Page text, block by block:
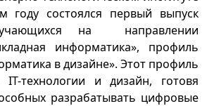
состоялся первый выпуск
на направлении
информатика», профиль
в дизайне». Этот профиль
технологии и дизайн, готовя
разрабатывать цифровые